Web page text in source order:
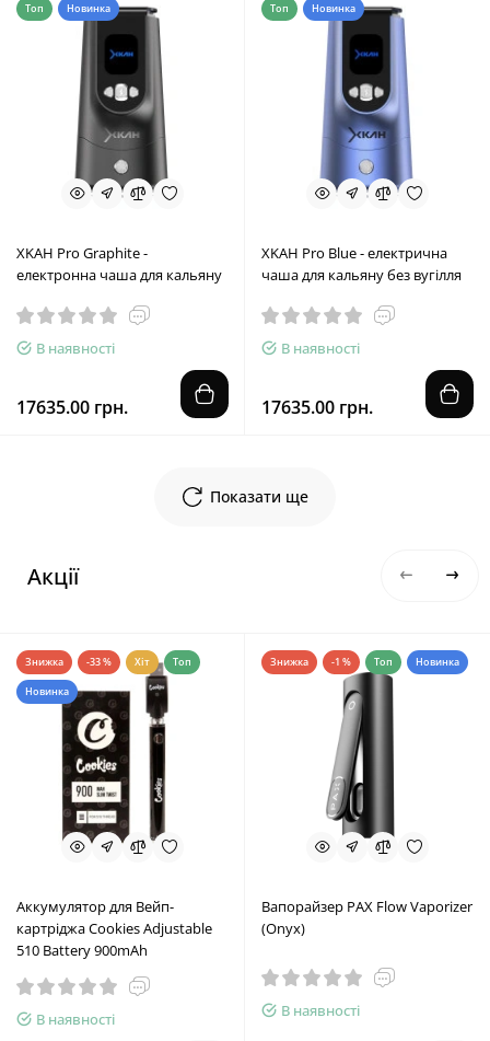
Топ Новинка
XKAH Pro Graphite -
електронна чаша для кальяну
В наявності
17635.00 грн.
Топ Новинка
XKAH Pro Blue - електрична
чаша для кальяну без вугілля
В наявності
17635.00 грн.
Показати ще
Акції
Знижка -33 % Хіт Топ
Новинка
Аккумулятор для Вейп-
картріджа Cookies Adjustable
510 Battery 900mAh
В наявності
Знижка -1 % Топ Новинка
Вапорайзер PAX Flow Vaporizer
(Onyx)
В наявності